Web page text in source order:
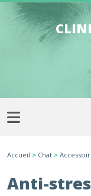
Accueil > Chat >
Anti-